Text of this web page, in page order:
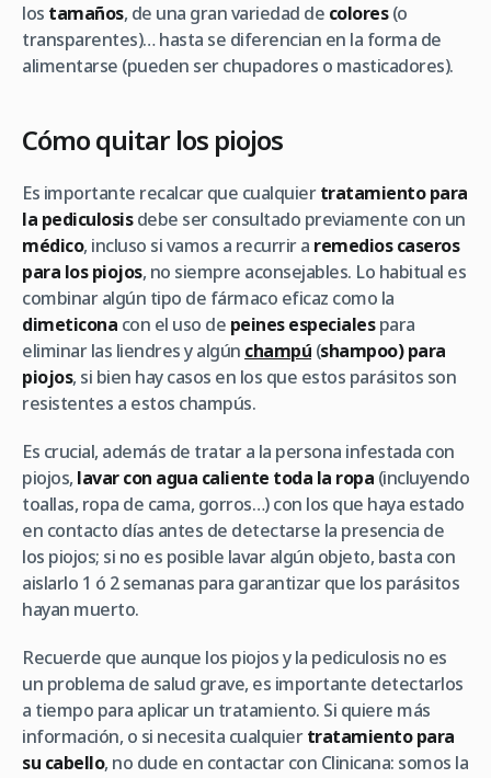
los tamaños, de una gran variedad de colores(o
transparentes)… hasta se diferencian en la forma de
alimentarse (pueden ser chupadores o masticadores).
Cómo quitar los piojos
Es importante recalcar que cualquiertratamiento para
la pediculosisdebe ser consultado previamente con un
médico, incluso si vamos a recurrir a remedios caseros
para los piojos, no siempre aconsejables. Lo habitual es
combinar algún tipo de fármaco eficaz como la
dimeticona con el uso de peines especialespara
eliminar las liendres y algún champú (shampoo)para
piojos, si bien hay casos en los que estos parásitos son
resistentes a estos champús.
Es crucial, además de tratar a la persona infestada con
piojos, lavar con agua caliente toda la ropa (incluyendo
toallas, ropa de cama, gorros…) con los que haya estado
en contacto días antes de detectarse la presencia de
los piojos; si no es posible lavar algún objeto, basta con
aislarlo 1 ó 2 semanas para garantizar que los parásitos
hayan muerto.
Recuerde que aunque los piojos y la pediculosis no es
un problema de salud grave, es importante detectarlos
a tiempo para aplicar un tratamiento. Si quiere más
información, o si necesita cualquiertratamiento para
su cabello, no dude en contactar con Clinicana: somos la